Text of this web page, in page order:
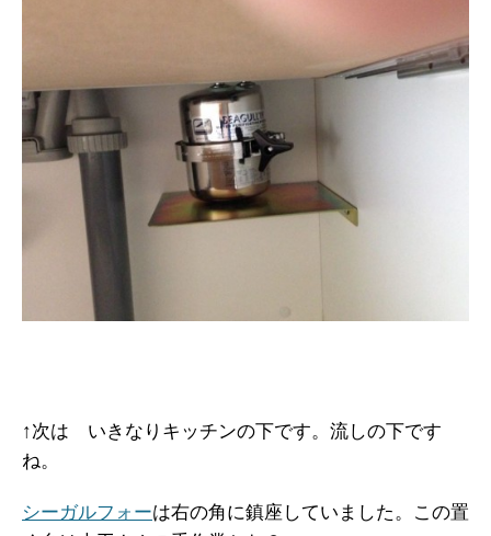
↑次は いきなりキッチンの下です。流しの下です
ね。
シーガルフォーは右の角に鎮座していました。この置